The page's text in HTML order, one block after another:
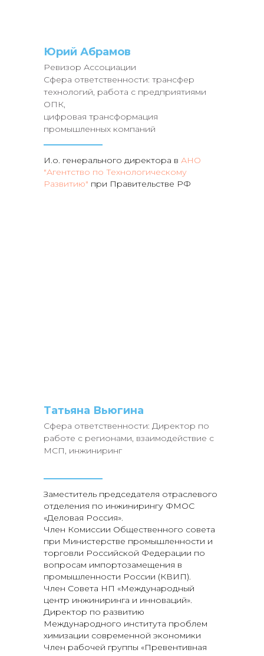
Юрий Абрамов
Ревизор Ассоциации
Сфера ответственности: трансфер
технологий, работа с предприятиями
ОПК,
цифровая трансформация
промышленных компаний
И.о. генерального директора в АНО
"Агентство по Технологическому
Развитию" при Правительстве РФ
Татьяна Вьюгина
Сфера ответственности: Директор по
работе с регионами, взаимодействие с
МСП, инжиниринг
Заместитель председателя отраслевого
отделения по инжинирингу ФМОС
«Деловая Россия».
Член Комиссии Общественного совета
при Министерстве промышленности и
торговли Российской Федерации по
вопросам импортозамещения в
промышленности России (КВИП).
Член Совета НП «Международный
центр инжиниринга и инноваций».
Директор по развитию
Международного института проблем
химизации современной экономики
Член рабочей группы «Превентивная